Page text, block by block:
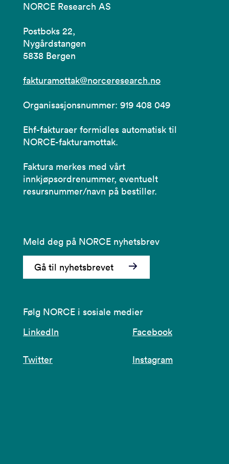
NORCE Research AS
Postboks 22,
Nygårdstangen
5838 Bergen
fakturamottak@norceresearch.no
Organisasjonsnummer: 919 408 049
Ehf-fakturaer formidles automatisk til
NORCE-fakturamottak.
Faktura merkes med vårt
innkjøpsordrenummer, eventuelt
resursnummer/navn på bestiller.
Meld deg på NORCE nyhetsbrev
Gå til nyhetsbrevet
Følg NORCE i sosiale medier
LinkedIn
Facebook
Twitter Instagram